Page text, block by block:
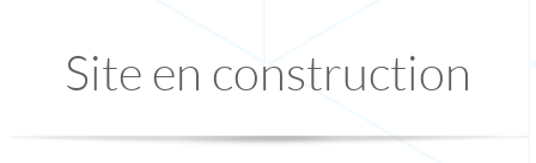
Site en construction